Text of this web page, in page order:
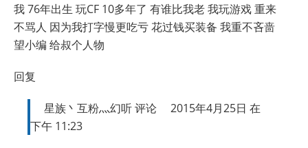
我 76年出生 玩CF 10多年了 有谁比我老 我玩游戏 重来
不骂人 因为我打字慢更吃亏 花过钱买装备 我重不吝啬
望小编 给叔个人物
回复
星族丶互粉灬幻听评论
2015年4月25日 在
下午 11:23